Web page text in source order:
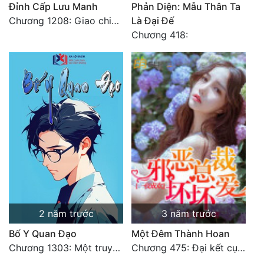
Đỉnh Cấp Lưu Manh
Chương 1208: Giao chiến cùng tiên nữ
Phản Diện: Mẫu Thân Ta
Là Đại Đế
Chương 418:
2 năm trước
Bố Y Quan Đạo
Chương 1303: Một truyền kỳ. HẾT
3 năm trước
Một Đêm Thành Hoan
Chương 475: Đại kết cục (hoàn văn)